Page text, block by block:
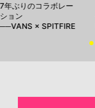
7年ぶりのコラボレー
ション
──VANS × SPITFIRE